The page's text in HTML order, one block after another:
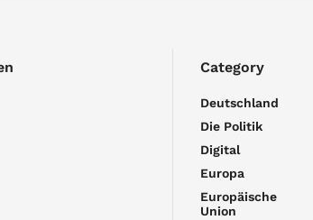
Category
Deutschland
Die Politik
Digital
Europa
Europäische
Union